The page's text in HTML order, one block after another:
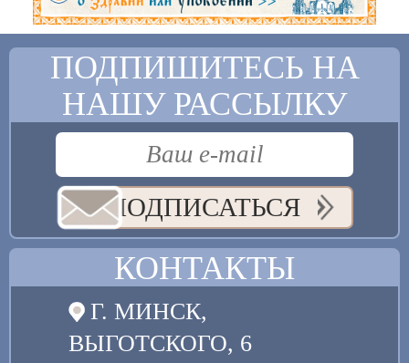
ПОДПИШИТЕСЬ НА
НАШУ РАССЫЛКУ
ПОДПИСАТЬСЯ
КОНТАКТЫ
Г. МИНСК,
ВЫГОТСКОГО, 6